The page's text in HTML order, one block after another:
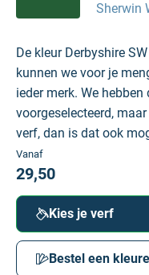
Sherwin
De kleur Derbyshire
kunnen we voor je
ieder merk. We hebben
voorgeselecteerd,
verf, dan is dat ook
Vanaf
29,50
Kies je verf
Bestel een